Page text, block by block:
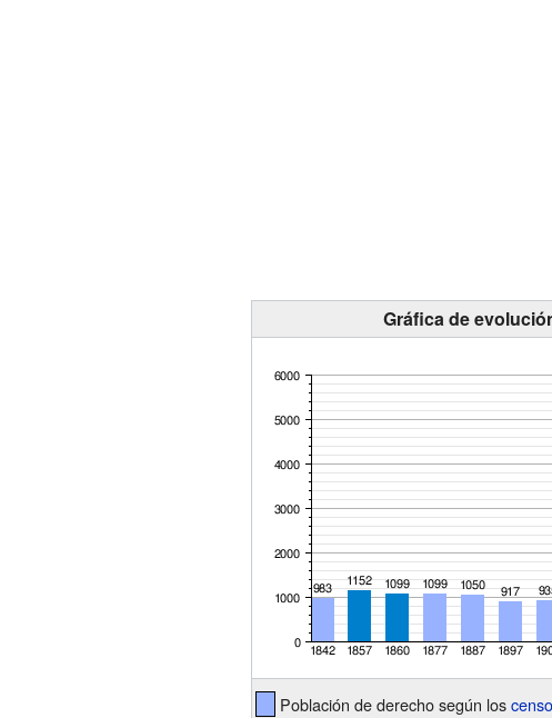
Gráfica de
Población de derecho según los